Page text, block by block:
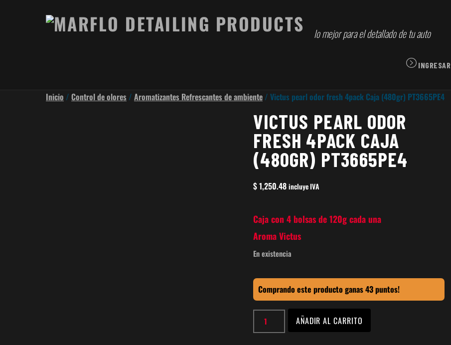
lo mejor para el detallado de tu auto
INGRESAR
Inicio / Control de olores / Aromatizantes Refrescantes de ambiente / Victus pearl odor fresh 4pack Caja (480gr) PT3665PE4
VICTUS PEARL ODOR
FRESH 4PACK CAJA
(480GR) PT3665PE4
$1,250.48 incluye IVA
Caja con 4 bolsas de 120g cada una
Aroma Victus
En existencia
Comprando este producto ganas 43 puntos!
Victus
pearl
AÑADIR AL CARRITO